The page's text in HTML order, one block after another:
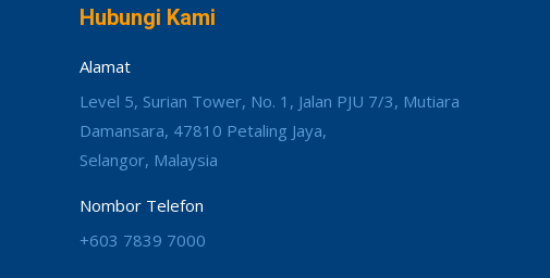
Hubungi Kami
Alamat
Level 5, Surian Tower, No. 1, Jalan PJU 7/3, Mutiara
Damansara, 47810 Petaling Jaya,
Selangor, Malaysia
Nombor Telefon
+603 7839 7000